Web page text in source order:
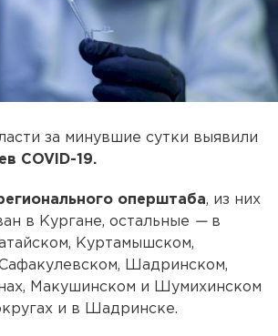
за минувшие сутки выявили
COVID-19.
оперштаба, из них
в Кургане, остальные —в
Куртамышском,
Шадринском,
Макушинском и Шумихинском
и в Шадринске.